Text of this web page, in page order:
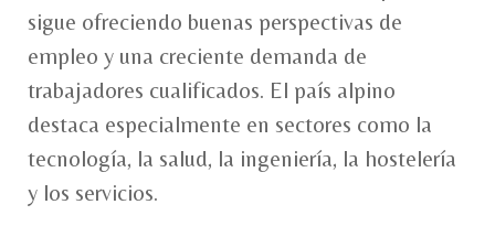
sigue ofreciendo buenas perspectivas de
empleo y una creciente demanda de
trabajadores cualificados. El país alpino
destaca especialmente en sectores como la
tecnología, la salud, la ingeniería, la hostelería
y los servicios.